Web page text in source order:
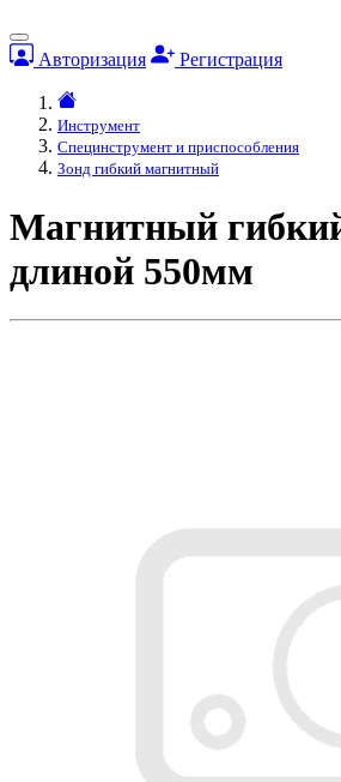
Авторизация Регистрация
Инструмент
Специнструмент и приспособления
Зонд гибкий магнитный
Магнитный
длиной 550мм